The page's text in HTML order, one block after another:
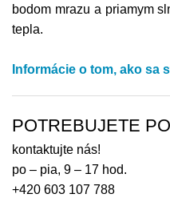
bodom mrazu a priamym
tepla.
Informácie o tom, ako sa
POTREBUJETE
kontaktujte nás!
po – pia, 9 – 17 hod.
+420 603 107 788